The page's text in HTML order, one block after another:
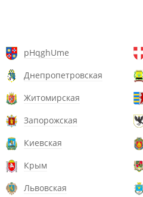
pHqghUme
Днепропетровская
Житомирская
Запорожская
Киевская
Крым
Львовская